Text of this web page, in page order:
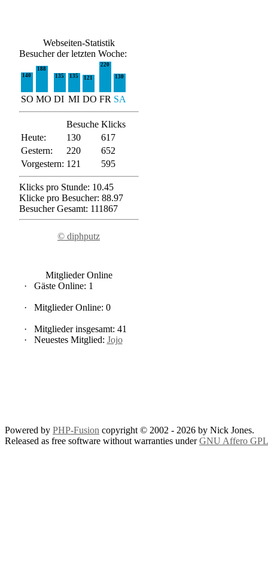
Webseiten-Statistik
Besucher der letzten Woche:
140
188
135
135 121
220
130
SO MO DI MI DO FR SA
Besuche Klicks
Heute:
130
617
Gestern:
220
652
Vorgestern: 121 595
Klicks pro Stunde: 10.45
Klicke pro Besucher: 88.97
Besucher Gesamt: 111867
© diphputz
Mitglieder Online
·
Gäste Online: 1
· Mitglieder Online: 0
·
Mitglieder insgesamt: 41
·
Neuestes Mitglied: Jojo
Powered by PHP-Fusion copyright © 2002 - 2026 by Nick Jones.
Released as free software without warranties underGNU Affero GPL